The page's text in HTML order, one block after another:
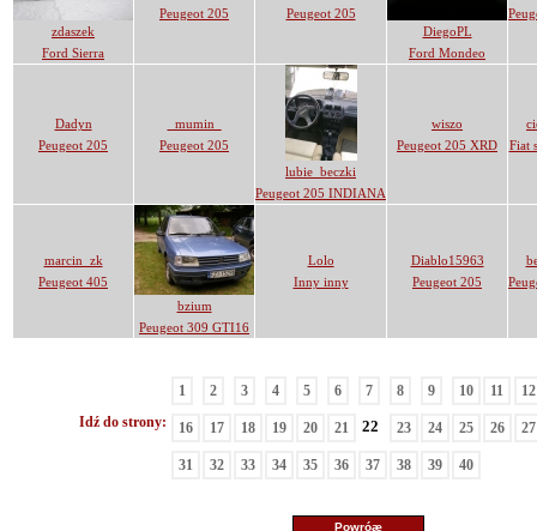
zdaszek
Ford Sierra
Peugeot 205
Peugeot 205
DiegoPL
Ford Mondeo
Dadyn
Peugeot 205
_mumin_
Peugeot 205
lubie_beczki
Peugeot 205 INDIANA
wiszo
Peugeot 205 XRD
Fiat
marcin_zk
Peugeot 405
bzium
Peugeot 309 GTI16
Lolo
Inny inny
Diablo15963
Peugeot 205
Idź do strony:
1 2 3 4 5 6 7 8 9 10 11 12
16 17 18 19 20 21 22 23 24 25 26 27
31 32 33 34 35 36 37 38 39 40